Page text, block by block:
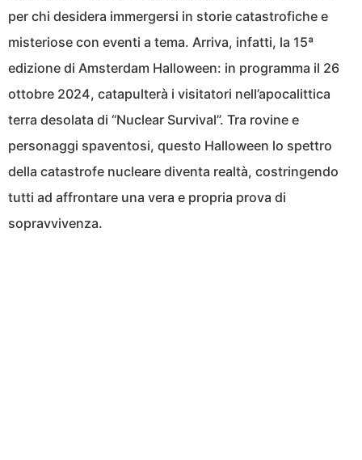
per chi desidera immergersi in storie catastrofiche e
misteriose con eventi a tema. Arriva, infatti, la 15ª
edizione di Amsterdam Halloween: in programma il 26
ottobre 2024, catapulterà i visitatori nell’apocalittica
terra desolata di “Nuclear Survival”. Tra rovine e
personaggi spaventosi, questo Halloween lo spettro
della catastrofe nucleare diventa realtà, costringendo
tutti ad affrontare una vera e propria prova di
sopravvivenza.